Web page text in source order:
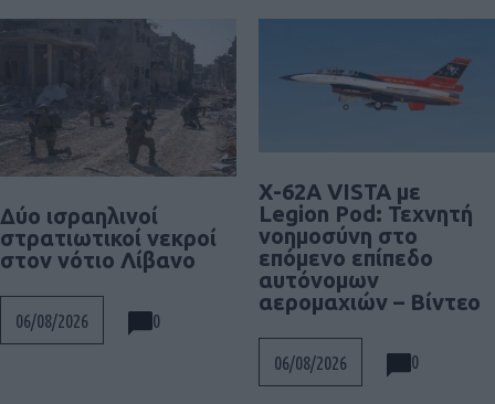
Δύο ισραηλινοί
στρατιωτικοί νεκροί
στον νότιο Λίβανο
06/08/2026 0
X-62A VISTA με
Legion Pod: Τεχνητή
νοημοσύνη στο
επόμενο επίπεδο
αυτόνομων
αερομαχιών – Βίντεο
06/08/2026 0